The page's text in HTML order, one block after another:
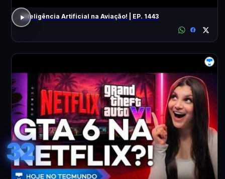
Inteligência Artificial na Aviação! | EP. 1443
32